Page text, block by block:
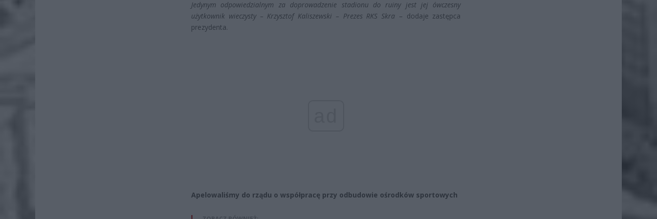
Jedynym odpowiedzialnym za doprowadzenie stadionu do ruiny jest jej ówczesny
użytkownik wieczysty – Krzysztof Kaliszewski – Prezes RKS Skra – dodaje zastępca
prezydenta.
Apelowaliśmy do rządu o współpracę przy odbudowie ośrodków sportowych